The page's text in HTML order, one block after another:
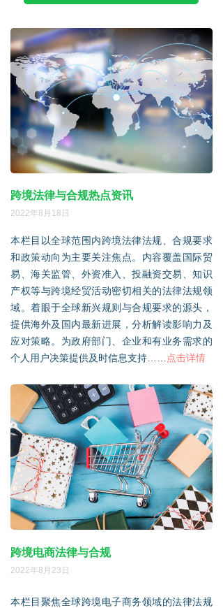
跨境法律与合规热点资讯
2022年8月18日
本栏目以全球范围内跨境法律法规、合规要求
和政策动向为主要关注焦点。内容覆盖国际贸
易、海关监管、外资准入、投融资交易、知识
产权等与跨境经贸活动密切相关的法律法规领
域。着眼于全球新兴规则与合规要求的源头，
提供海外及国内最新进展，分析解读影响力及
应对策略。为政府部门、企业和有业务需求的
个人用户决策提供及时信息支持……
点击详情
跨境电商法律与合规
2022年8月23日
本栏目聚焦全球跨境电子商务领域的法律法规